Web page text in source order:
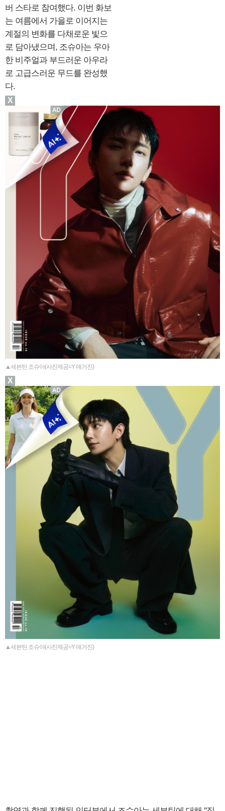
버 스타로 참여했다. 이번 화보
는 여름에서 가을로 이어지는
계절의 변화를 다채로운 빛으
로 담아냈으며, 조슈아는 우아
한 비주얼과 부드러운 아우라
로 고급스러운 무드를 완성했
다.
▲세븐틴 조슈아(사진제공=Y 매거진)
▲세븐틴 조슈아(사진제공=Y 매거진)
X
X